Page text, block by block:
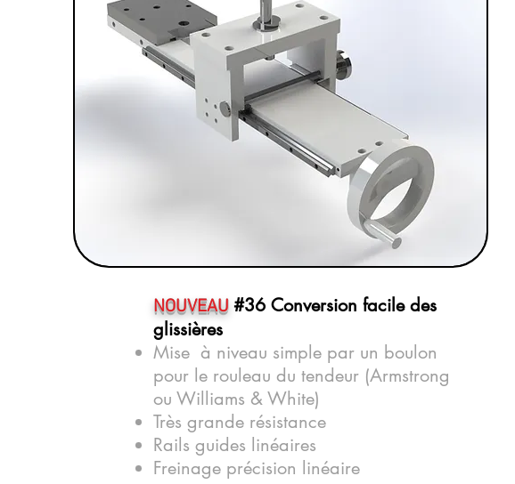
NOUVEAU #36 Conversion facile des
glissières
Mise à niveau simple par un boulon
pour le rouleau du tendeur (Armstrong
ou Williams & White)
Très grande résistance
Rails guides linéaires
Freinage précision linéaire